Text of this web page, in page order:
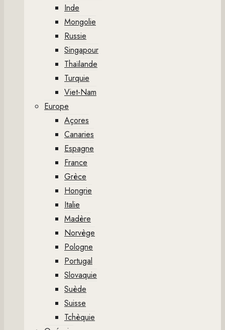
Inde
Mongolie
Russie
Singapour
Thaïlande
Turquie
Viet-Nam
Europe
Açores
Canaries
Espagne
France
Grèce
Hongrie
Italie
Madère
Norvège
Pologne
Portugal
Slovaquie
Suède
Suisse
Tchèquie